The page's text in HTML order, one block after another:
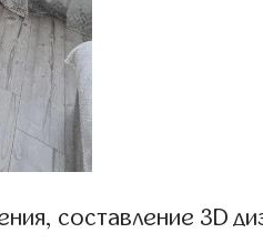
составление 3D